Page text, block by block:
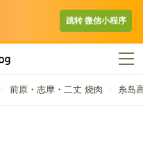
跳转​ 微信小程序​
前原・志摩・二丈 烧肉 糸岛